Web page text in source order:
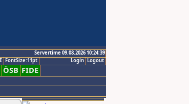
Servertime 09.08.2026 10:24:39
Logout
Login
FontSize:11pt
ÖSB FIDE